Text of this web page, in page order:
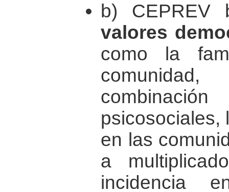
b) CEPREV
valores
como la
psicosociales,
en las
a
incidencia